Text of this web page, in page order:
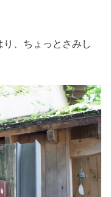
、ちょっとさみし